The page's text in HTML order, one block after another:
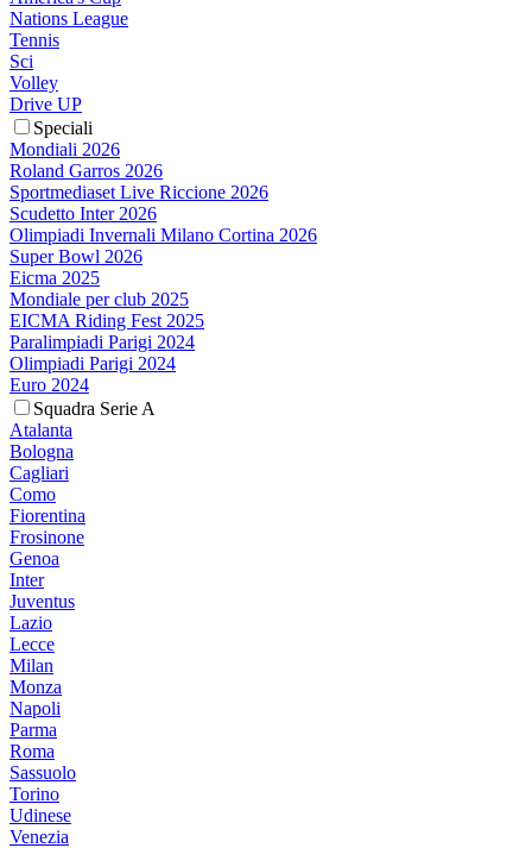
Nations League
Tennis
Sci
Volley
Drive UP
Speciali
Mondiali 2026
Roland Garros 2026
Sportmediaset Live Riccione 2026
Scudetto Inter 2026
Olimpiadi Invernali Milano Cortina 2026
Super Bowl 2026
Eicma 2025
Mondiale per club 2025
EICMA Riding Fest 2025
Paralimpiadi Parigi 2024
Olimpiadi Parigi 2024
Euro 2024
Squadra Serie A
Atalanta
Bologna
Cagliari
Como
Fiorentina
Frosinone
Genoa
Inter
Juventus
Lazio
Lecce
Milan
Monza
Napoli
Parma
Roma
Sassuolo
Torino
Udinese
Venezia